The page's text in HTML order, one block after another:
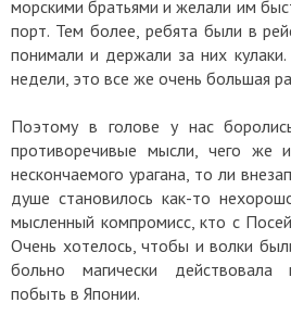
морскими братьями и желали им
порт. Тем более, ребята были в
понимали и держали за них
недели, это все же очень большая
Поэтому в голове у нас
противоречивые мысли, чего же
нескончаемого урагана, то ли
душе становилось как-то
мысленный компромисс, кто с
Очень хотелось, чтобы и волки
больно магически действовала
побыть в Японии.